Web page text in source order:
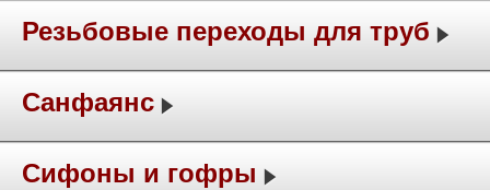
Резьбовые переходы для труб
Санфаянс
Сифоны и гофры